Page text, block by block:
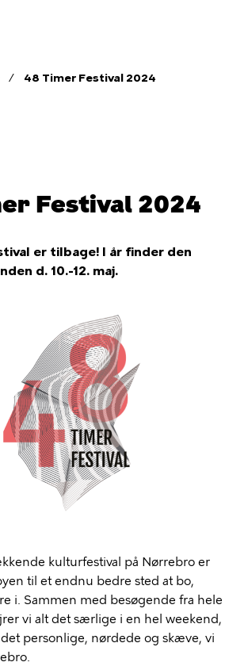
48 Timer Festival 2024
Festival 2024
er tilbage! I år finder den
d. 10.-12. maj.
kulturfestival på Nørrebro er
til et endnu bedre sted at bo,
i. Sammen med besøgende fra hele
vi alt det særlige i en hel weekend,
personlige, nørdede og skæve, vi